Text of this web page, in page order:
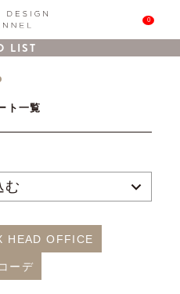
0
LIST
ト一覧
む
HEAD OFFICE
ーデ